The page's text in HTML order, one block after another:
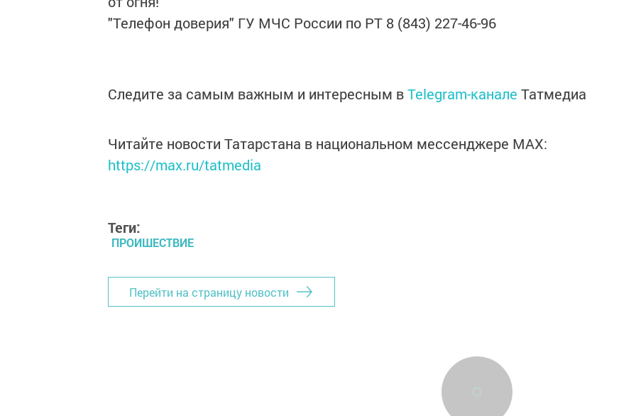
"Телефон доверия" ГУ МЧС России по РТ 8 (843) 227-46-96
Следите за самым важным и интересным вTelegram-канале Татмедиа
Читайте новости Татарстана в национальном мессенджере MАХ:
https://max.ru/tatmedia
Теги:
ПРОИШЕСТВИЕ
Перейти на страницу новости